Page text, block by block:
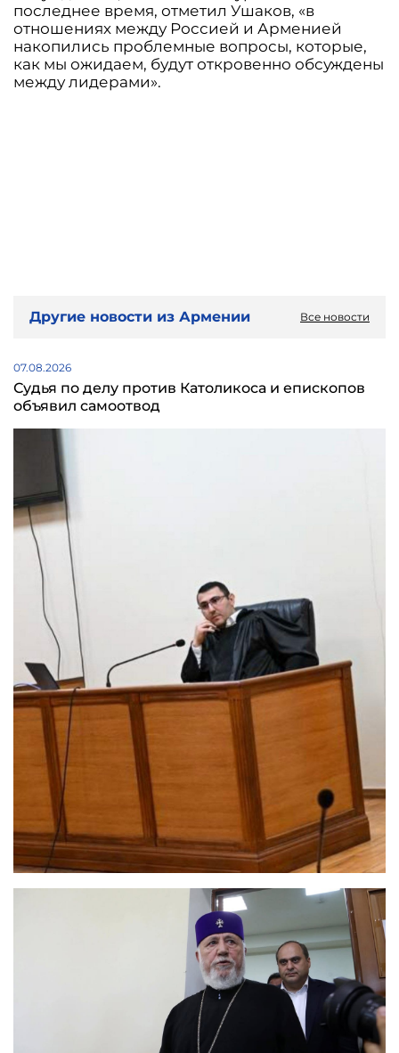
последнее время, отметил Ушаков, «в
отношениях между Россией и Арменией
накопились проблемные вопросы, которые,
как мы ожидаем, будут откровенно обсуждены
между лидерами».
Другие новости из Армении Все новости
07.08.2026
Судья по делу против Католикоса и епископов
объявил самоотвод